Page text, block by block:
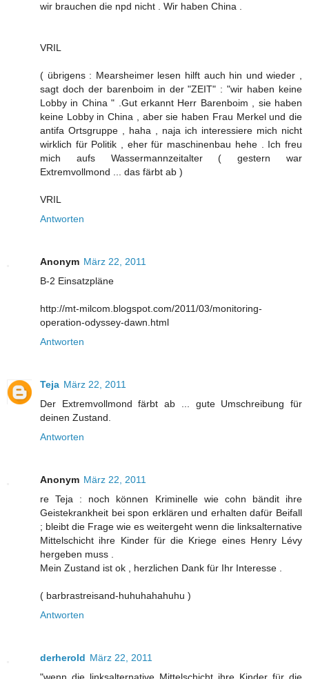
wir brauchen die npd nicht . Wir haben China .
VRIL
( übrigens : Mearsheimer lesen hilft auch hin und wieder ,
sagt doch der barenboim in der "ZEIT" : "wir haben keine
Lobby in China " .Gut erkannt Herr Barenboim , sie haben
keine Lobby in China , aber sie haben Frau Merkel und die
antifa Ortsgruppe , haha , naja ich interessiere mich nicht
wirklich für Politik , eher für maschinenbau hehe . Ich freu
mich aufs Wassermannzeitalter ( gestern war
Extremvollmond ... das färbt ab )
VRIL
Antworten
Anonym März 22, 2011
B-2 Einsatzpläne
http://mt-milcom.blogspot.com/2011/03/monitoring-
operation-odyssey-dawn.html
Antworten
Teja März 22, 2011
Der Extremvollmond färbt ab ... gute Umschreibung für
deinen Zustand.
Antworten
Anonym März 22, 2011
re Teja : noch können Kriminelle wie cohn bändit ihre
Geistekrankheit bei spon erklären und erhalten dafür Beifall
; bleibt die Frage wie es weitergeht wenn die linksalternative
Mittelschicht ihre Kinder für die Kriege eines Henry Lévy
hergeben muss .
Mein Zustand ist ok , herzlichen Dank für Ihr Interesse .
( barbrastreisand-huhuhahahuhu )
Antworten
derherold März 22, 2011